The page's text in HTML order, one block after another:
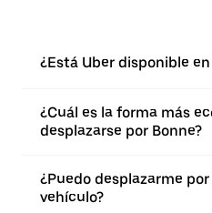
¿Está Uber disponible en
¿Cuál es la forma más
desplazarse por Bonne?
¿Puedo desplazarme
vehículo?